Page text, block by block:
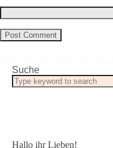
Suche
Hallo ihr Lieben!